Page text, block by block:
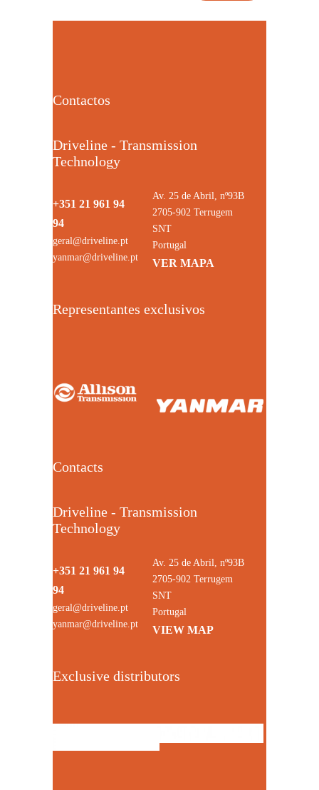
Contactos
Driveline - Transmission
Technology
+351 21 961 94
94
geral@driveline.pt
yanmar@driveline.pt
Av. 25 de Abril, nº93B
2705-902 Terrugem
SNT
Portugal
VER MAPA
Representantes exclusivos
Contacts
Driveline - Transmission
Technology
+351 21 961 94
94
geral@driveline.pt
yanmar@driveline.pt
Av. 25 de Abril, nº93B
2705-902 Terrugem
SNT
Portugal
VIEW MAP
Exclusive distributors